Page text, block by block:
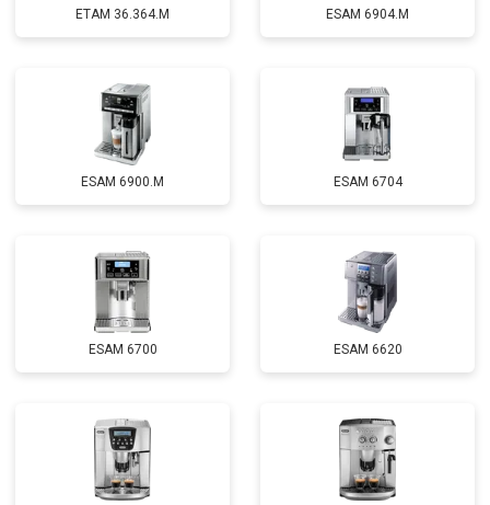
ETAM 36.364.M ESAM 6904.M
ESAM 6900.M ESAM 6704
ESAM 6700 ESAM 6620